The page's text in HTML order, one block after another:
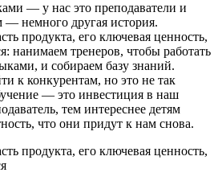
— у нас это преподаватели и
немного другая история.
продукта, его ключевая ценность,
нанимаем тренеров, чтобы работать
и собираем базу знаний.
к конкурентам, но это не так
— это инвестиция в наш
тем интереснее детям
что они придут к нам снова.
продукта, его ключевая ценность,